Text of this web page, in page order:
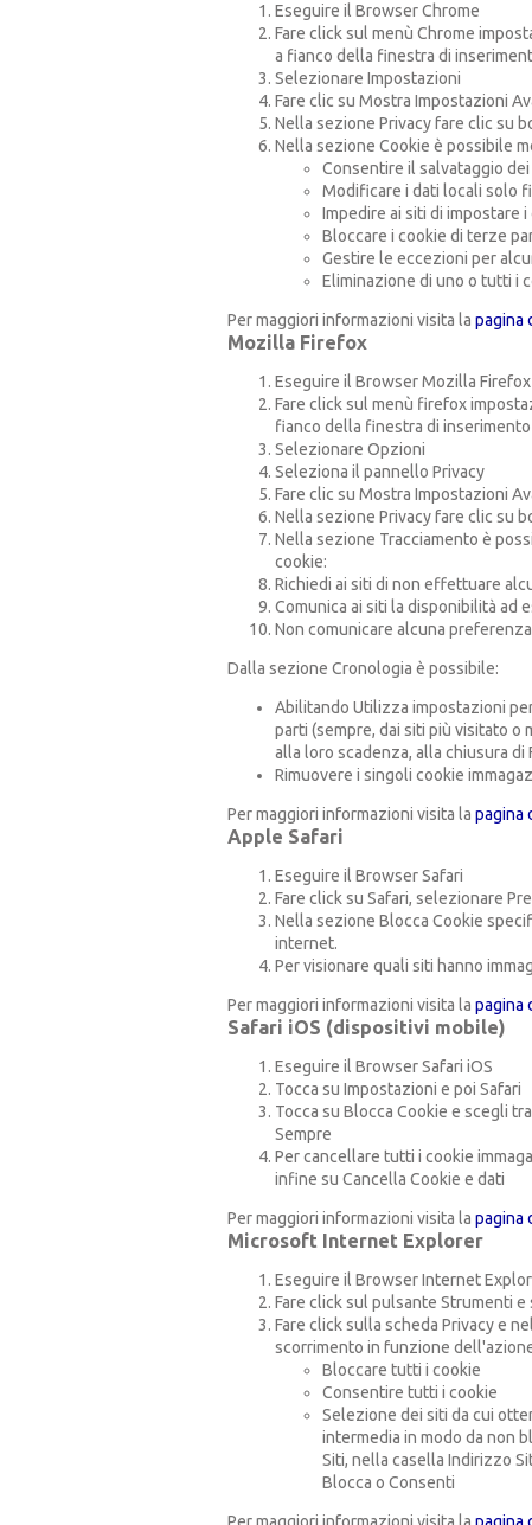
Eseguire il Browser Chrome
Fare click sul menù Chrome
a fianco della finestra di
Selezionare Impostazioni
Fare clic su Mostra Impostazioni
Nella sezione Privacy fare clic su
Nella sezione Cookie è
Consentire il salvataggio
Modificare i dati locali solo
Impedire ai siti di impostare i
Bloccare i cookie di terze
Gestire le eccezioni per
Eliminazione di uno o tutti i
Per maggiori informazioni visita la pagina
Mozilla Firefox
Eseguire il Browser Mozilla Firefox
Fare click sul menù firefox
fianco della finestra di
Selezionare Opzioni
Seleziona il pannello Privacy
Fare clic su Mostra Impostazioni
Nella sezione Privacy fare clic su
Nella sezione Tracciamento è
cookie:
Richiedi ai siti di non effettuare
Comunica ai siti la disponibilità ad
Non comunicare alcuna
Dalla sezione Cronologia è possibile:
Abilitando Utilizza impostazioni
parti (sempre, dai siti più visitato o
alla loro scadenza, alla chiusura
Rimuovere i singoli cookie
Per maggiori informazioni visita la pagina
Apple Safari
Eseguire il Browser Safari
Fare click su Safari, selezionare
Nella sezione Blocca Cookie
internet.
Per visionare quali siti hanno
Per maggiori informazioni visita la pagina
Safari iOS (dispositivi mobile)
Eseguire il Browser Safari iOS
Tocca su Impostazioni e poi Safari
Tocca su Blocca Cookie e scegli tra
Sempre
Per cancellare tutti i cookie
infine su Cancella Cookie e dati
Per maggiori informazioni visita la pagina
Microsoft Internet Explorer
Eseguire il Browser Internet
Fare click sul pulsante Strumenti
Fare click sulla scheda Privacy e
scorrimento in funzione
Bloccare tutti i cookie
Consentire tutti i cookie
Selezione dei siti da cui
intermedia in modo da non
Siti, nella casella Indirizzo
Blocca o Consenti